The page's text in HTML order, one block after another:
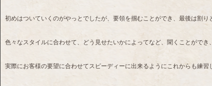
初めはついていくのがやっとでしたが、要領を掴むことができ、最後は割
色々なスタイルに合わせて、どう見せたいかによってなど、聞くことができ
実際にお客様の要望に合わせてスピーディーに出来るようにこれからも練習